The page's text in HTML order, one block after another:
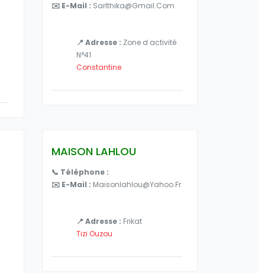
✉️ E-Mail : Sarlthika@gmail.com
📍 Adresse : Zone d activité
N°41
Constantine
MAISON LAHLOU
📞 Téléphone :
✉️ E-Mail : Maisonlahlou@yahoo.fr
📍 Adresse : Frikat
Tizi Ouzou